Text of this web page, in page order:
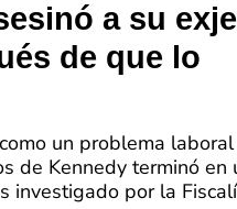
a su
de que lo
un problema
de Kennedy terminó en
investigado por la